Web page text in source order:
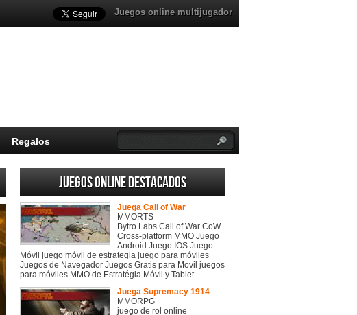
Juegos online multijugador
Regalos
Juegos online destacados
Juega Call of War
MMORTS
Bytro Labs Call of War CoW
Cross-platform MMO Juego
Android Juego IOS Juego
Móvil juego móvil de estrategia juego para móviles
Juegos de Navegador Juegos Gratis para Movil juegos
para móviles MMO de Estratégia Móvil y Tablet
Juega Supremacy 1914
MMORPG
juego de rol online